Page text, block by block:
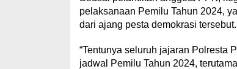
pelaksanaan Pemilu Tahun 2024,
dari ajang pesta demokrasi tersebut.
“Tentunya seluruh jajaran Polresta
jadwal Pemilu Tahun 2024,